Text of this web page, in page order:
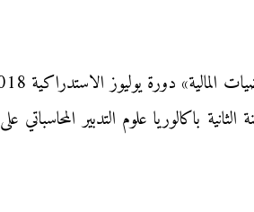
باكالوريا علوم التدبير